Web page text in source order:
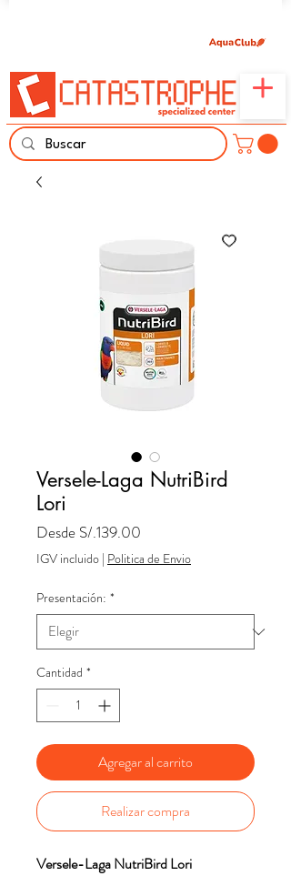
Versele-Laga NutriBird
Lori
Desde S/.139.00
de
IGV incluido | Politica de Envio
Presentación: *
Cantidad *
Agregar al carrito
Realizar compra
Versele-Laga NutriBird Lori